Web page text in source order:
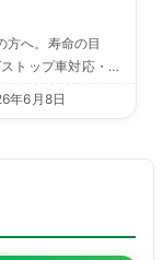
方へ。寿命の目
トップ車対応・寒
えた選び方を、
6月8日